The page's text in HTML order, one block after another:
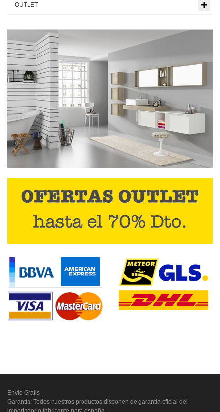
OUTLET
Envío Gratis
Garantía: Todos nuestros productos disponen de garantía oficial del
importador o fabricante para españa.